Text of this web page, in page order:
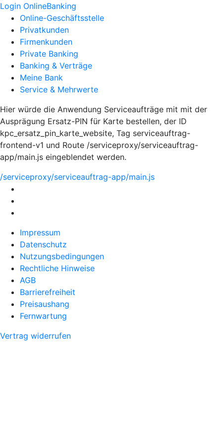
Login OnlineBanking
Online-Geschäftsstelle
Privatkunden
Firmenkunden
Private Banking
Banking & Verträge
Meine Bank
Service & Mehrwerte
Hier würde die Anwendung Serviceaufträge mit mit der
Ausprägung Ersatz-PIN für Karte bestellen, der ID
kpc_ersatz_pin_karte_website, Tag serviceauftrag-
frontend-v1 und Route /serviceproxy/serviceauftrag-
app/main.js eingeblendet werden.
/serviceproxy/serviceauftrag-app/main.js
Impressum
Datenschutz
Nutzungsbedingungen
Rechtliche Hinweise
AGB
Barrierefreiheit
Preisaushang
Fernwartung
Vertrag widerrufen